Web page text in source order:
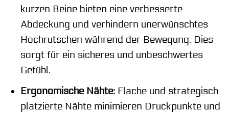
kurzen Beine bieten eine verbesserte
Abdeckung und verhindern unerwünschtes
Hochrutschen während der Bewegung. Dies
sorgt für ein sicheres und unbeschwertes
Gefühl.
Ergonomische Nähte:Flache und strategisch
platzierte Nähte minimieren Druckpunkte und